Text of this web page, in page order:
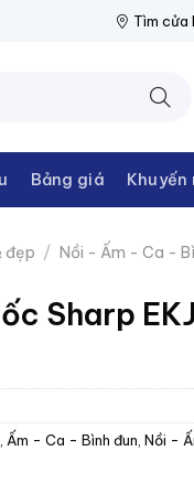
NPP THIẾT BỊ
Tìm cửa
Bảng giá Khuyến
đẹp / Nồi - Ấm - Ca -
Sharp
Ấm - Ca - Bình đun Nồi -